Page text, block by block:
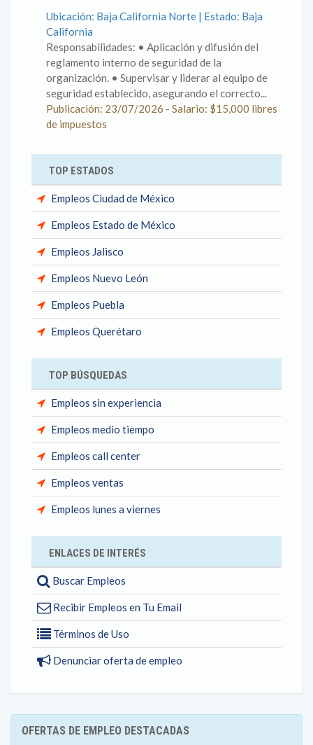
Ubicación: Baja California Norte | Estado: Baja
California
Responsabilidades: • Aplicación y difusión del
reglamento interno de seguridad de la
organización. • Supervisar y liderar al equipo de
seguridad establecido, asegurando el correcto...
Publicación: 23/07/2026 - Salario: $15,000 libres
de impuestos
TOP ESTADOS
Empleos Ciudad de México
Empleos Estado de México
Empleos Jalisco
Empleos Nuevo León
Empleos Puebla
Empleos Querétaro
TOP BÚSQUEDAS
Empleos sin experiencia
Empleos medio tiempo
Empleos call center
Empleos ventas
Empleos lunes a viernes
ENLACES DE INTERÉS
Buscar Empleos
Recibir Empleos en Tu Email
Términos de Uso
Denunciar oferta de empleo
OFERTAS DE EMPLEO DESTACADAS